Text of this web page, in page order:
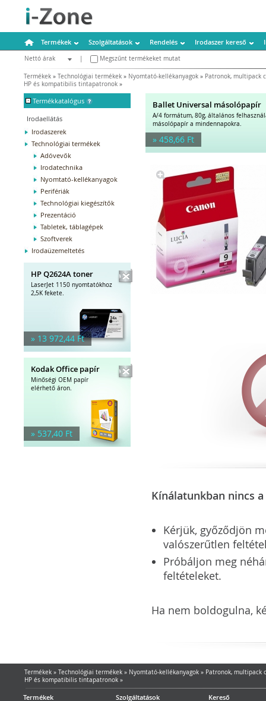
Termékek Szolgáltatások Rendelés Irodaszer kereső
Nettó árak
Megszűnt termékeket mutat
Termékek » Technológiai termékek » Nyomtató-kellékanyagok » Patronok, multipack
HP és kompatibilis tintapatronok »
- Termékkatalógus
Irodaellátás
Irodaszerek
Technológiai termékek
Adóvevők
Irodatechnika
Nyomtató-kellékanyagok
Perifériák
Technológiai kiegészítők
Prezentáció
Tabletek, táblagépek
Szoftverek
Irodaüzemeltetés
HP Q2624A toner
LaserJet 1150 nyomtatókhoz
2,5K fekete.
» 13 972,44 Ft
Kodak Office papír
Minőségi OEM papír
elérhető áron.
» 537,40 Ft
Ballet Universal másolópapír
A/4 formátum, 80g, általános
másolópapír a mindennapokra.
» 458,66 Ft
Kínálatunkban nincs
Kérjük, győződjön
valószerűtlen
Próbáljon meg
feltételeket.
Ha nem boldogulna,
Termékek» Technológiai termékek» Nyomtató-kellékanyagok» Patronok, multipack
HP és kompatibilis tintapatronok»
Termékek
Szolgáltatások
Kereső